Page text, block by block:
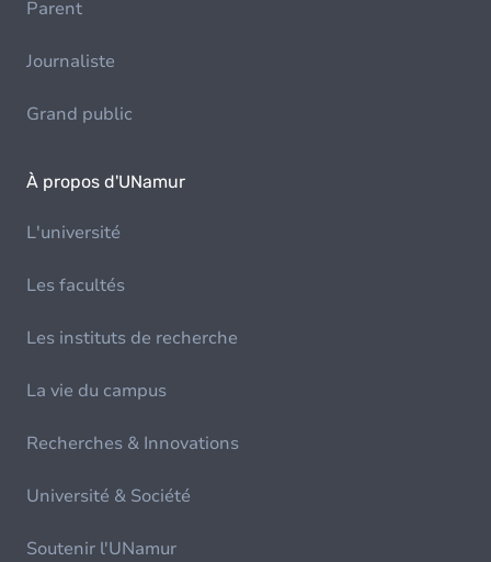
Parent
Journaliste
Grand public
À propos d'UNamur
L'université
Les facultés
Les instituts de recherche
La vie du campus
Recherches & Innovations
Université & Société
Soutenir l'UNamur